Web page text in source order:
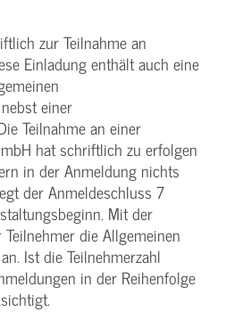
zur Teilnahme an
Einladung enthält auch eine
einer
Teilnahme an einer
hat schriftlich zu erfolgen
in der Anmeldung nichts
der Anmeldeschluss 7
Mit der
die Allgemeinen
Ist die Teilnehmerzahl
in der Reihenfolge